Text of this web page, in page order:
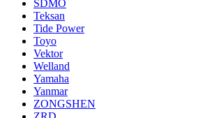
SDMO
Teksan
Tide Power
Toyo
Vektor
Welland
Yamaha
Yanmar
ZONGSHEN